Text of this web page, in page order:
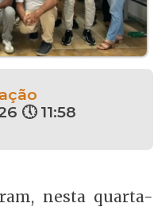
🕔 11:58
nesta quarta-